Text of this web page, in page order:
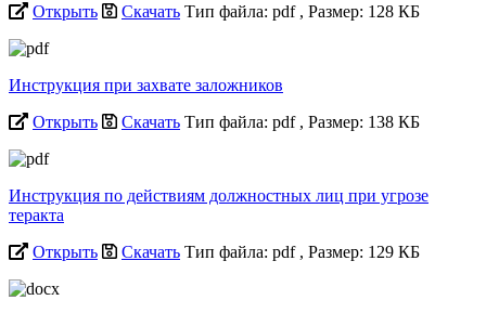
Открыть
Скачать Тип файла: pdf , Размер: 128 КБ
Инструкция при захвате заложников
Открыть
Скачать Тип файла: pdf , Размер: 138 КБ
Инструкция по действиям должностных лиц при угрозе
теракта
Открыть
Скачать Тип файла: pdf , Размер: 129 КБ